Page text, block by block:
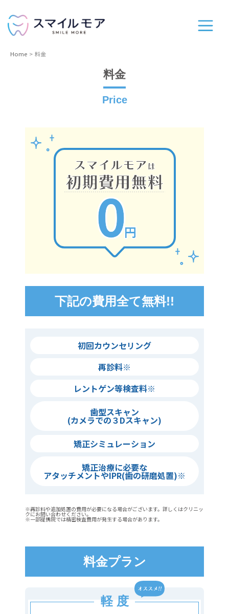
Home 料金
料金
Price
下記の費用全て無料!!
初回カウンセリング
再診料※
レントゲン等検査料※
歯型スキャン
(カメラでの３Dスキャン)
矯正シミュレーション
矯正治療に必要な
アタッチメントやIPR(歯の研磨処置)※
※再診料や追加処置の費用が必要になる場合がございます。詳しくはクリニッ
クにお問い合わせください。
※一部提携院では精密検査費用が発生する場合があります。
料金プラン
軽 度